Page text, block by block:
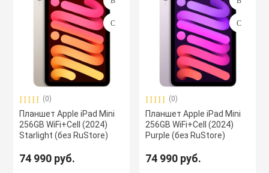
(0)
Планшет Apple iPad Mini
256GB WiFi+Cell (2024)
Starlight (без RuStore)
74 990 руб.
(0)
Планшет Apple iPad Mini
256GB WiFi+Cell (2024)
Purple (без RuStore)
74 990 руб.